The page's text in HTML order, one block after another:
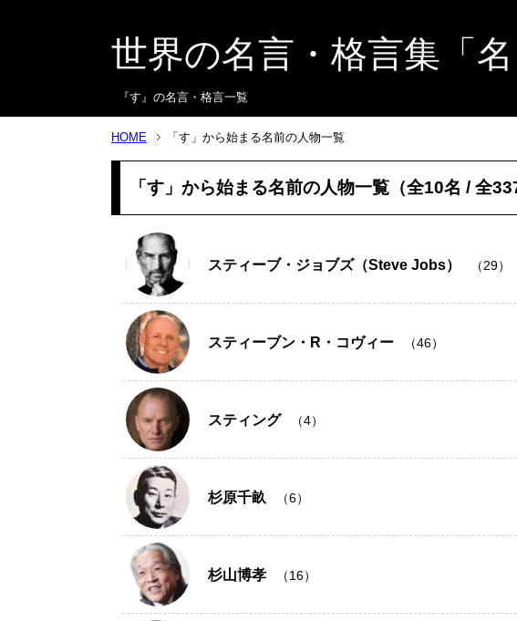
世界の名言・格言集「名
『す』の名言・格言一覧
HOME 「す」から始まる名前の人物一覧
「す」から始まる名前の人物一覧（全10名 / 全
スティーブ・ジョブズ（Steve Jobs） （29）
スティーブン・R・コヴィー （46）
スティング （4）
杉原千畝 （6）
杉山博孝 （16）